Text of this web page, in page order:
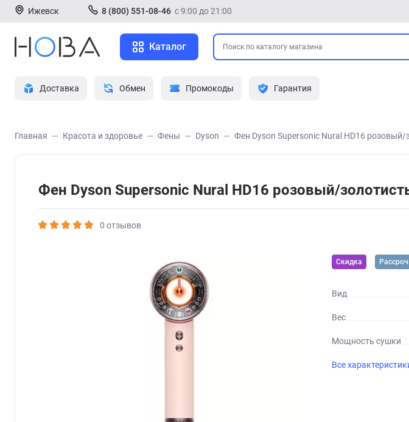
Ижевск 8 (800) 551-08-46 с 9:00 до 21:00
Каталог
Доставка Обмен Промокоды Гарантия
Главная Красота и здоровье Фены Dyson Фен Dyson Supersonic Nural HD16 розовый/
Фен Dyson Supersonic Nural HD16 розовый/
0 отзывов
Скидка
Вид
Вес
Мощность сушки
Все